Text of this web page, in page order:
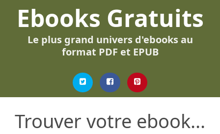
Ebooks Gratuits
Le plus grand univers d'ebooks au
format PDF et EPUB
Trouver votre ebook...